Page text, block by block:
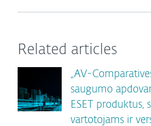
Related articles
„AV-
saugumo
ESET produktus,
vartotojams ir